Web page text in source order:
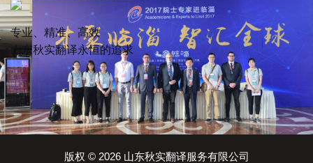
专业、精准、高效
山东秋实翻译永恒的追求
版权 © 2026 山东秋实翻译服务有限公司